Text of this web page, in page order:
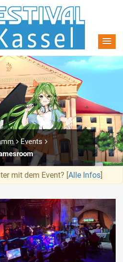
Events
mit dem Event? [Alle Infos]